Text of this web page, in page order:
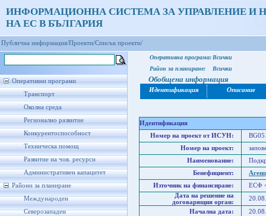
ИНФОРМАЦИОННА СИСТЕМА ЗА УПРАВЛЕНИЕ И
НА ЕС В БЪЛГАРИЯ
Публична информация/Проекти/Списък проекти/
Оперативни програми
Транспорт
Околна среда
Регионално развитие
Конкурентоспособност
Техническа помощ
Развитие на чов. ресурси
Административен капацитет
Райони за планиране
Международен
Северозападен
Оперативна програма: Всички
Район за планиране:
Всички
Обобщена информация
Идентификация Описание
Идентификация
Номер на проект от ИСУН:
Номер на проект:
Наименование:
Бенефициент:
Източник на финансиране:
ЕСФ
Дата на решение на
договарящия орган:
Начална дата: